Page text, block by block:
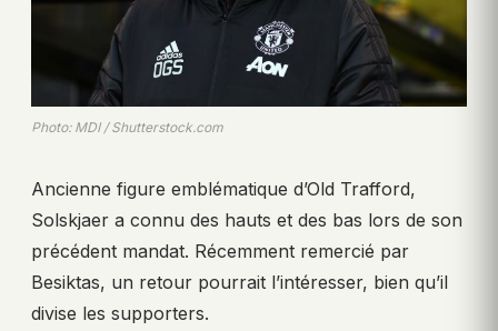
Photo: MDI / Shutterstock.com
Ancienne figure emblématique d’Old Trafford,
Solskjaer a connu des hauts et des bas lors de son
précédent mandat. Récemment remercié par
Besiktas, un retour pourrait l’intéresser, bien qu’il
divise les supporters.